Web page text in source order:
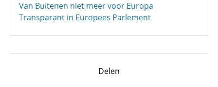
Van Buitenen niet meer voor Europa
Transparant in Europees Parlement
Delen